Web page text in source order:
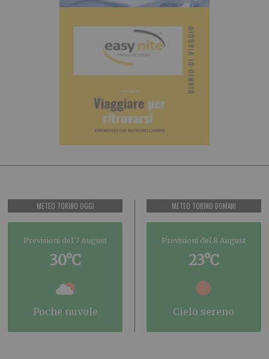
METEO TORINO OGGI
Previsioni del 7 August
30°C
poche nuvole
METEO TORINO DOMANI
Previsioni del 8 August
23°C
cielo sereno